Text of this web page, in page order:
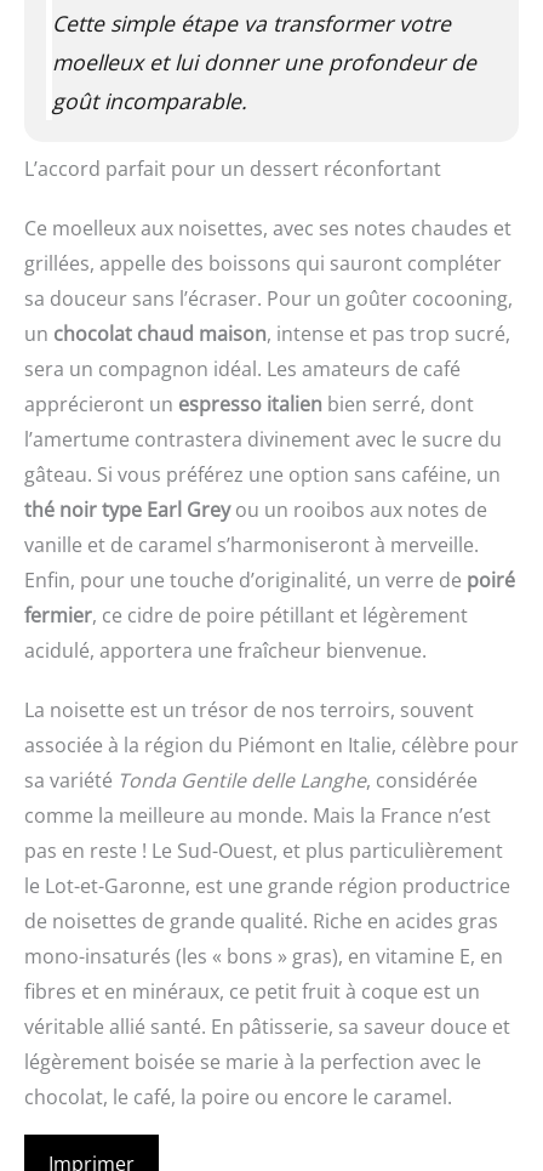
Cette simple étape va transformer votre
moelleux et lui donner une profondeur de
goût incomparable.
L’accord parfait pour un dessert réconfortant
Ce moelleux aux noisettes, avec ses notes chaudes et
grillées, appelle des boissons qui sauront compléter
sa douceur sans l’écraser. Pour un goûter cocooning,
un chocolat chaud maison, intense et pas trop sucré,
sera un compagnon idéal. Les amateurs de café
apprécieront un espresso italien bien serré, dont
l’amertume contrastera divinement avec le sucre du
gâteau. Si vous préférez une option sans caféine, un
thé noir type Earl Greyou un rooibos aux notes de
vanille et de caramel s’harmoniseront à merveille.
Enfin, pour une touche d’originalité, un verre de poiré
fermier, ce cidre de poire pétillant et légèrement
acidulé, apportera une fraîcheur bienvenue.
La noisette est un trésor de nos terroirs, souvent
associée à la région du Piémont en Italie, célèbre pour
sa variété Tonda Gentile delle Langhe, considérée
comme la meilleure au monde. Mais la France n’est
pas en reste ! Le Sud-Ouest, et plus particulièrement
le Lot-et-Garonne, est une grande région productrice
de noisettes de grande qualité. Riche en acides gras
mono-insaturés (les « bons » gras), en vitamine E, en
fibres et en minéraux, ce petit fruit à coque est un
véritable allié santé. En pâtisserie, sa saveur douce et
légèrement boisée se marie à la perfection avec le
chocolat, le café, la poire ou encore le caramel.
Imprimer